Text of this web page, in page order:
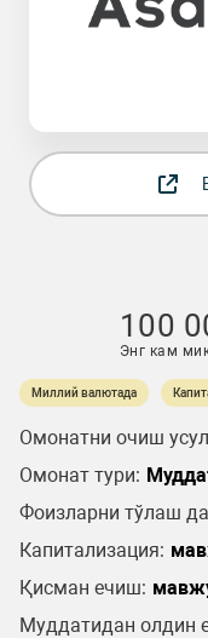
100
Энг кам
Миллий валютада
Омонатни очиш
Омонат тури:
Фоизларни тўлаш
Капитализация:
Қисман ечиш:
Муддатидан олдин